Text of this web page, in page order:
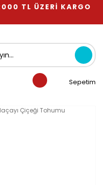
TL ÜZERİ KARGO
Sepetim